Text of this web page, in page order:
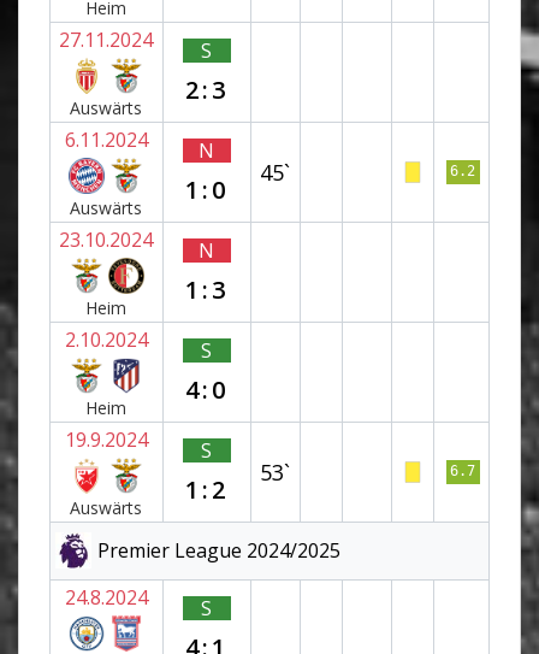
Heim
27.11.2024
Auswärts
S
2:3
6.11.2024
Auswärts
N
1:0
45` 6.2
23.10.2024
Heim
N
1:3
2.10.2024
Heim
S
4:0
19.9.2024
Auswärts
S
1:2
53` 6.7
Premier League 2024/2025
24.8.2024
S
4:1